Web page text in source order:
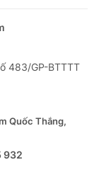
483/GP-BTTTT
Quốc Thắng,
932